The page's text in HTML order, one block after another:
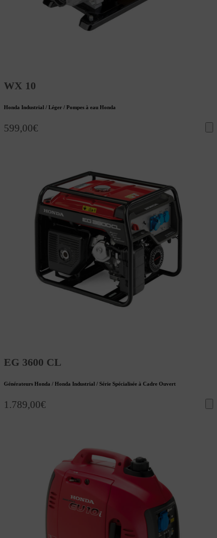
WX 10
Honda Industrial / Léger / Pompes à eau Honda
599,00€
EG 3600 CL
Générateurs Honda / Honda Industrial / Série Spécialisée à Cadre Ouvert
1.789,00€